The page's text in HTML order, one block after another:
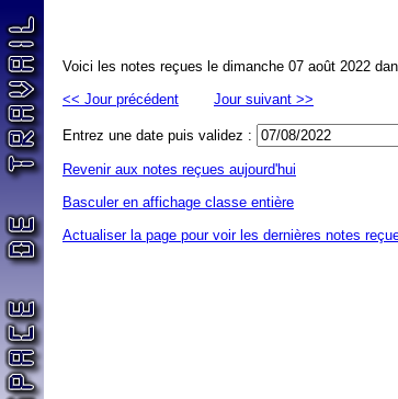
Voici les notes reçues le dimanche 07 août 2022
<< Jour précédent
Jour suivant >>
Entrez une date puis validez :
Revenir aux notes reçues aujourd'hui
Basculer en affichage classe entière
Actualiser la page pour voir les dernières notes